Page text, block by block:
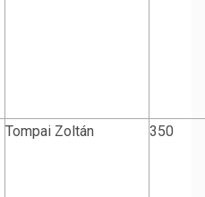
Tompai Zoltán 350